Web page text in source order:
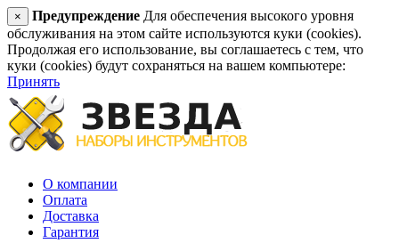
× Предупреждение Для обеспечения высокого уровня
обслуживания на этом сайте используются куки (cookies).
Продолжая его использование, вы соглашаетесь с тем, что
куки (cookies) будут сохраняться на вашем компьютере:
Принять
О компании
Оплата
Доставка
Гарантия